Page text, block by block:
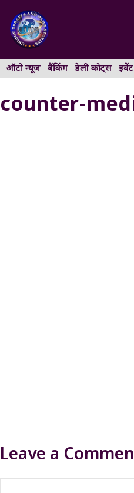
content
ऑटो न्यूज़ बैंकिंग डेली कोट्स इवेंट
counter-
Leave a